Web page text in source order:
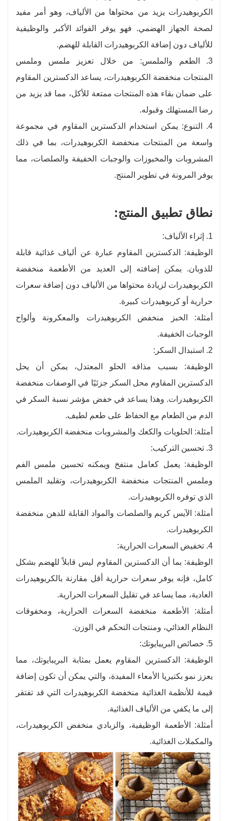
الكربوهيدرات يزيد من محتواها من الألياف، وهو أمر مفيد
لصحة الجهاز الهضمي. فهو يوفر الفوائد الأكبر والوظيفية
للألياف دون إضافة الكربوهيدرات القابلة للهضم.
3. الطعم والملمس: من خلال تعزيز ملمس وملمس
المنتجات منخفضة الكربوهيدرات، يساعد الدكسترين المقاوم
على ضمان بقاء هذه المنتجات ممتعة للأكل، مما قد يزيد من
رضا المستهلك وقبوله.
4. التنوع: يمكن استخدام الدكسترين المقاوم في مجموعة
واسعة من المنتجات منخفضة الكربوهيدرات، بما في ذلك
المشروبات والمخبوزات والوجبات الخفيفة والصلصات، مما
يوفر المرونة في تطوير المنتج.
نطاق تطبيق المنتج:
1. إثراء الألياف:
الوظيفة: الدكسترين المقاوم عبارة عن ألياف غذائية قابلة
للذوبان. يمكن إضافته إلى العديد من الأطعمة منخفضة
الكربوهيدرات لزيادة محتواها من الألياف دون إضافة سعرات
حرارية أو كربوهيدرات كبيرة.
أمثلة: الخبز منخفض الكربوهيدرات والمعكرونة وألواح
الوجبات الخفيفة.
2. استبدال السكر:
الوظيفة: بسبب مذاقه الحلو المعتدل، يمكن أن يحل
الدكسترين المقاوم محل السكر جزئيًا في الوصفات منخفضة
الكربوهيدرات. وهذا يساعد في خفض مؤشر نسبة السكر في
الدم من الطعام مع الحفاظ على طعم لطيف.
أمثلة: الحلويات والكعك والمشروبات منخفضة الكربوهيدرات.
3. تحسين التركيب:
الوظيفة: يعمل كعامل منتفخ ويمكنه تحسين ملمس الفم
وملمس المنتجات منخفضة الكربوهيدرات، وتقليد الملمس
الذي توفره الكربوهيدرات.
أمثلة: الآيس كريم والصلصات والمواد القابلة للدهن منخفضة
الكربوهيدرات.
4. تخفيض السعرات الحرارية:
الوظيفة: بما أن الدكسترين المقاوم ليس قابلاً للهضم بشكل
كامل، فإنه يوفر سعرات حرارية أقل مقارنة بالكربوهيدرات
العادية، مما يساعد في تقليل السعرات الحرارية.
أمثلة: الأطعمة منخفضة السعرات الحرارية، ومخفوقات
النظام الغذائي، ومنتجات التحكم في الوزن.
5. خصائص البريبايوتك:
الوظيفة: الدكسترين المقاوم يعمل بمثابة البريبايوتك، مما
يعزز نمو بكتيريا الأمعاء المفيدة، والتي يمكن أن تكون إضافة
قيمة للأنظمة الغذائية منخفضة الكربوهيدرات التي قد تفتقر
إلى ما يكفي من الألياف الغذائية.
أمثلة: الأطعمة الوظيفية، والزبادي منخفض الكربوهيدرات،
والمكملات الغذائية.